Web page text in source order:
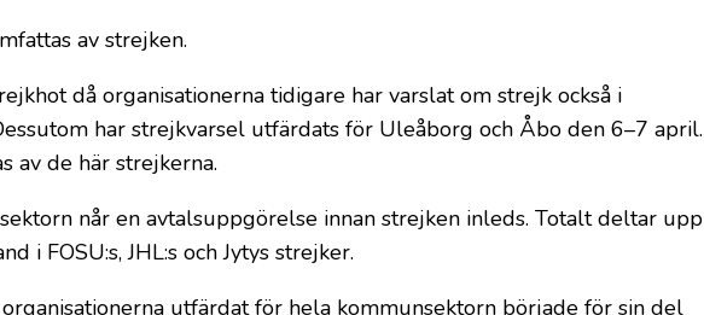
av strejken.
då organisationerna tidigare har varslat om strejk också i
har strejkvarsel utfärdats för Uleåborg och Åbo den 6–7 april.
av de här strejkerna.
når en avtalsuppgörelse innan strejken inleds. Totalt deltar upp
i FOSU:s, JHL:s och Jytys strejker.
utfärdat för hela kommunsektorn började för sin del